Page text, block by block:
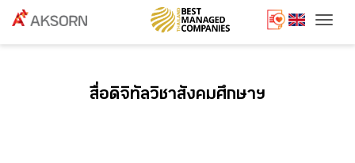
สื่อดิจิทัลวิชาสังคมศึกษาฯ